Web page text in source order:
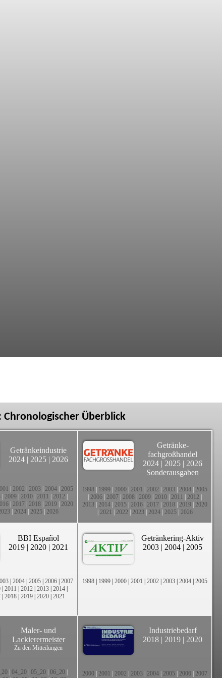
Chronologischer Überblick
Getränkeindustrie
2024 | 2025 | 2026
2002 2003 2004 2005
2009 2010 2011 2012
2017 2018 2019 2020
| 2024| 2025| 2026
Getränke-
fachgroßhandel
2024 | 2025 | 2026
Sonderausgaben
1998 1999 2000 2001 2002 2003 2004 2005
2006 2007 2008 2009 2010 2011 2012
2013 2014 2015 2016 2017 2018 2019 2020
2021 2022 2023| 2024| 2025| 2026
BBI Español
2019 | 2020 | 2021
| 2004 | 2005 | 2006 | 2007
| 2011 | 2012 | 2013 | 2014 |
| 2018 | 2019 | 2020 | 2021
Getränkering-Aktiv
2003 | 2004 | 2005
1998 | 1999 | 2000 | 2001 | 2002 | 2003 | 2004 | 2005
Maler- und
Lackierermeister
Zu den Mitteilungen
| 04_20| 05_20| 06_20|
Industriebedarf
2018 | 2019 | 2020
2000 2001 2002 2003 2004 2005 2006 2007